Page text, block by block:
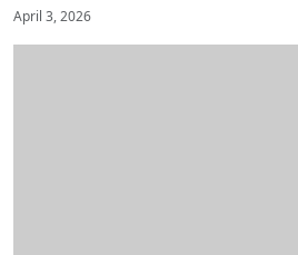
April 3, 2026